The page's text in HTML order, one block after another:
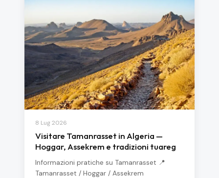
8 Lug 2026
Visitare Tamanrasset in Algeria —
Hoggar, Assekrem e tradizioni tuareg
Informazioni pratiche su Tamanrasset 📍
Tamanrasset / Hoggar / Assekrem